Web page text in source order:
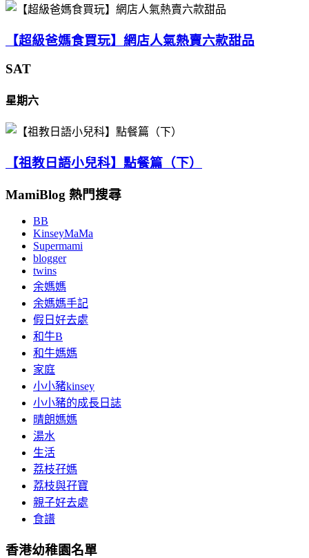
【超級爸媽食買玩】網店人氣熱賣六款甜品
SAT
星期六
【祖教日語小兒科】點餐篇（下）
MamiBlog 熱門搜尋
BB
KinseyMaMa
Supermami
blogger
twins
余媽媽
余媽媽手記
假日好去處
和牛B
和牛媽媽
家庭
小小豬kinsey
小小豬的成長日誌
晴朗媽媽
湯水
生活
荔枝孖媽
荔枝與孖寶
親子好去處
食譜
香港幼稚園名單